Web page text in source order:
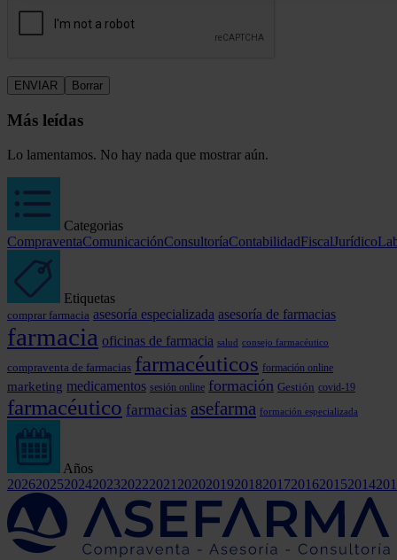
Más leídas
Lo lamentamos. No hay nada que mostrar aún.
Categorias
CompraventaComunicaciónConsultoríaContabilidadFiscalJurídico
Etiquetas
comprar farmacia asesoría especializada asesoría de farmacias
farmacia oficinas de farmacia salud consejo farmacéutico
compraventa de farmacias farmacéuticos formación online
marketing medicamentos sesión online formación Gestión covid-19
farmacéutico farmacias asefarma formación especializada
Años
202620252024202320222021 2020201920182017201620152014